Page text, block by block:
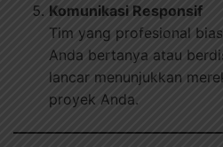
Komunikasi Responsif
Tim yang profesional
Anda bertanya atau
lancar menunjukkan
proyek Anda.